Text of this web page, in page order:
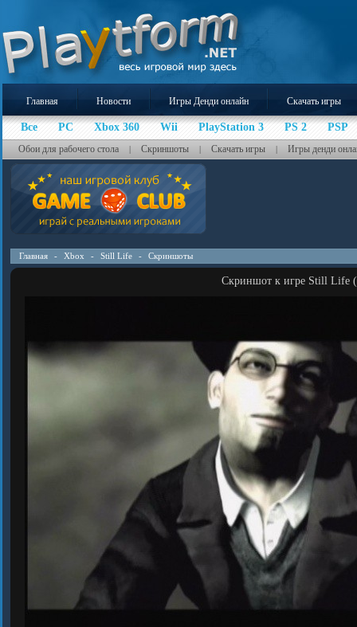
Главная Новости Игры Денди онлайн Скачать игры
Все PC Xbox 360 Wii PlayStation 3 PS 2 PSP
Обои для рабочего стола | Скриншоты | Скачать игры | Игры денди
Главная - Xbox - Still Life - Скриншоты
Скриншот к игре Still Life